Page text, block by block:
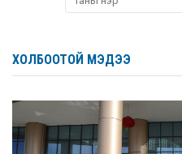
ХОЛБООТОЙ МЭДЭЭ